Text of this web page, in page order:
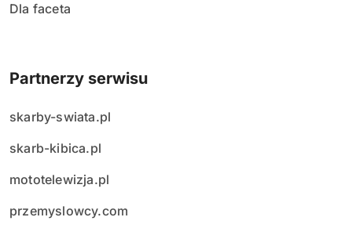
Dla faceta
Partnerzy serwisu
skarby-swiata.pl
skarb-kibica.pl
mototelewizja.pl
przemyslowcy.com